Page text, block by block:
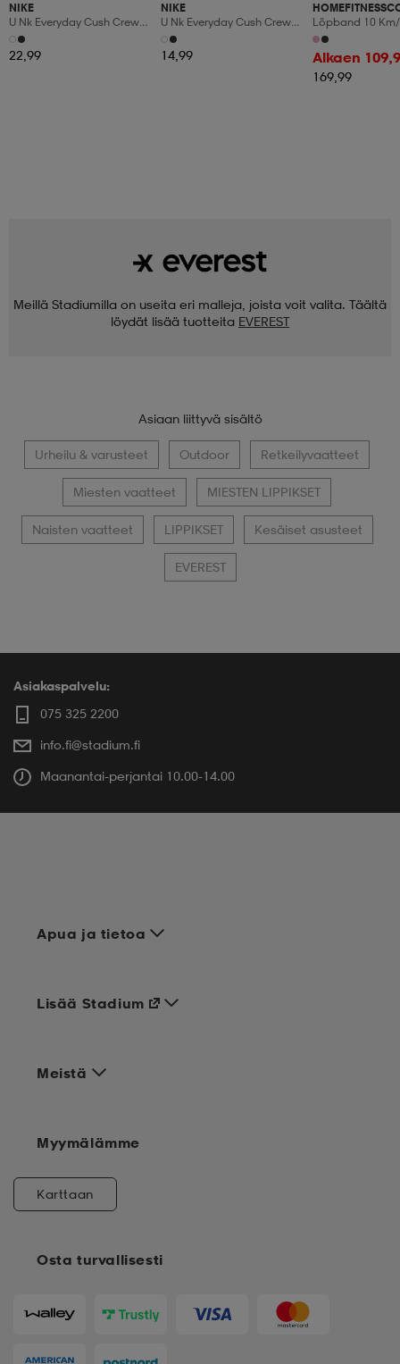
NIKE
U Nk Everyday Cush Crew
6pr-Bd
22,99
NIKE
U Nk Everyday Cush Crew
3pr
14,99
Löpband 10
Manuaalinen
Led-Display
Alkaen
169,99
Meillä Stadiumilla on useita eri malleja, joista voit valita. Täältä
löydät lisää tuotteita EVEREST
Asiaan liittyvä sisältö
Urheilu & varusteet Outdoor Retkeilyvaatteet
Miesten vaatteet MIESTEN LIPPIKSET
Naisten vaatteet LIPPIKSET Kesäiset asusteet
EVEREST
Asiakaspalvelu:
075 325 2200
info.fi@stadium.fi
Maanantai-perjantai 10.00-14.00
Apua ja tietoa
Meistä
Osta turvallisesti
Lisää Stadium
Myymälämme
Karttaan